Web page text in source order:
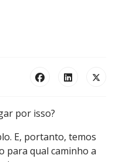
por isso?
E, portanto, temos
para qual caminho a